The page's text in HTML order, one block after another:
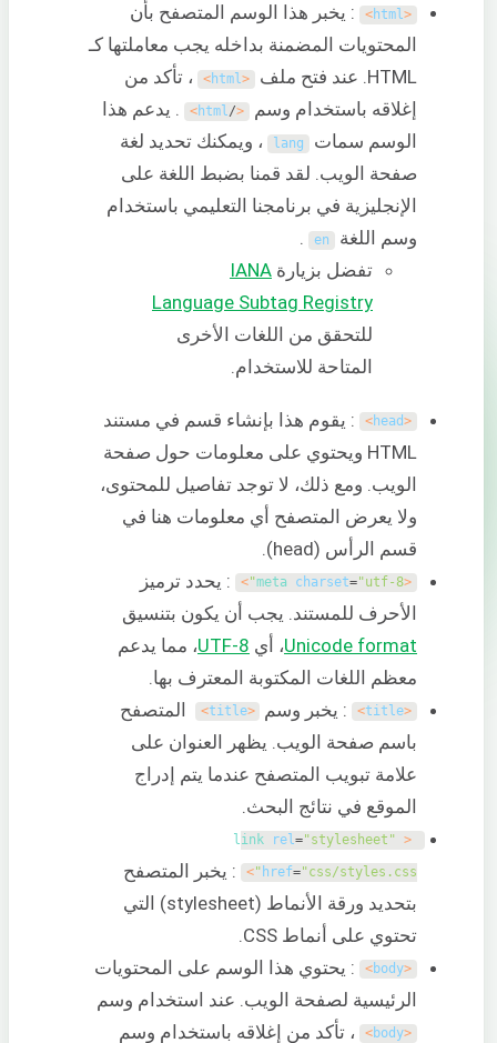
<
html
> : يخبر هذا الوسم المتصفح بأن
المحتويات المضمنة بداخله يجب معاملتها كـ
HTML. عند فتح ملف
<
html
> ، تأكد من
إغلاقه باستخدام وسم
<
/
html
> . يدعم هذا
الوسم سمات
lang ، ويمكنك تحديد لغة
صفحة الويب. لقد قمنا بضبط اللغة على
الإنجليزية في برنامجنا التعليمي باستخدام
وسم اللغة
en
.
تفضل بزيارة IANA
Language Subtag Registry
للتحقق من اللغات الأخرى
المتاحة للاستخدام.
<
head
> : يقوم هذا بإنشاء قسم في مستند
HTML ويحتوي على معلومات حول صفحة
الويب. ومع ذلك، لا توجد تفاصيل للمحتوى،
ولا يعرض المتصفح أي معلومات هنا في
قسم الرأس (head).
<
meta charset="utf-8"
> : يحدد ترميز
الأحرف للمستند. يجب أن يكون بتنسيق
Unicode format، أي UTF-8، مما يدعم
معظم اللغات المكتوبة المعترف بها.
<
title
> : يخبر وسم <
title
>
المتصفح
باسم صفحة الويب. يظهر العنوان على
علامة تبويب المتصفح عندما يتم إدراج
الموقع في نتائج البحث.
<
link rel="stylesheet"
href="css/styles.css"
> : يخبر المتصفح
بتحديد ورقة الأنماط (stylesheet) التي
تحتوي على أنماط CSS.
<
body
> : يحتوي هذا الوسم على المحتويات
الرئيسية لصفحة الويب. عند استخدام وسم
<
body
> ، تأكد من إغلاقه باستخدام وسم